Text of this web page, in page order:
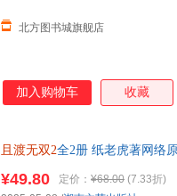
北方图书城旗舰店
加入购物车 收藏
且渡无双2全2册 纸老虎著网络
¥49.80 定价： ¥68.00 (7.33折)